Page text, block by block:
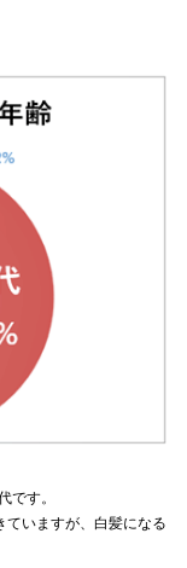
です。
ていますが、白髪になる